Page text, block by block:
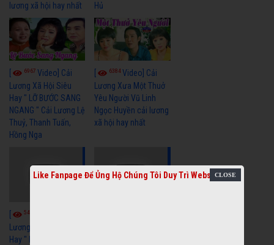
lương xã hội hay nhất
Hủ
6967 Video] Cải
Lương Xã Hội Siêu
Hay " LỠ BƯỚC SANG
NGANG " Cải Lương Lệ
Thuỷ, Thanh Tuấn,
Hồng Nga
6384Video] Cải
Lương Xưa Một Thuở
Yêu Người Vũ Linh
Ngọc Huyền cải lương
xã hội hay nhất
5457
Lương Xã Hội Siêu
Hay " BỂ HẬN MÊNH
Like Fanpage Để Ủng Hộ Chúng Tôi Duy Trì Website